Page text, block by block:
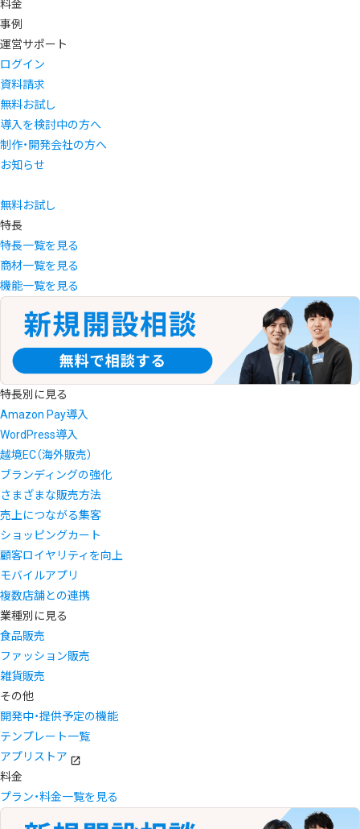
料金
事例
運営サポート
ログイン
資料請求
無料お試し
導入を検討中の方へ
制作・開発会社の方へ
お知らせ
無料お試し
特長
特長一覧を見る
商材一覧を見る
機能一覧を見る
特長別に見る
Amazon Pay導入
WordPress導入
越境EC（海外販売）
ブランディングの強化
さまざまな販売方法
売上につながる集客
ショッピングカート
顧客ロイヤリティを向上
モバイルアプリ
複数店舗との連携
業種別に見る
食品販売
ファッション販売
雑貨販売
その他
開発中・提供予定の機能
テンプレート一覧
アプリストア
料金
プラン・料金一覧を見る